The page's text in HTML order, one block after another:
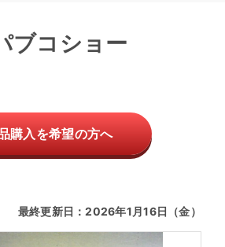
ブコショー
購入を希望の方へ
最終更新日：2026年1月16日（金）